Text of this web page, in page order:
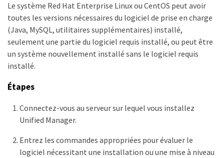
Le système Red Hat Enterprise Linux ou CentOS peut avoir
toutes les versions nécessaires du logiciel de prise en charge
(Java, MySQL, utilitaires supplémentaires) installé,
seulement une partie du logiciel requis installé, ou peut être
un système nouvellement installé sans le logiciel requis
installé.
Étapes
Connectez-vous au serveur sur lequel vous installez
Unified Manager.
Entrez les commandes appropriées pour évaluer le
logiciel nécessitant une installation ou une mise à niveau